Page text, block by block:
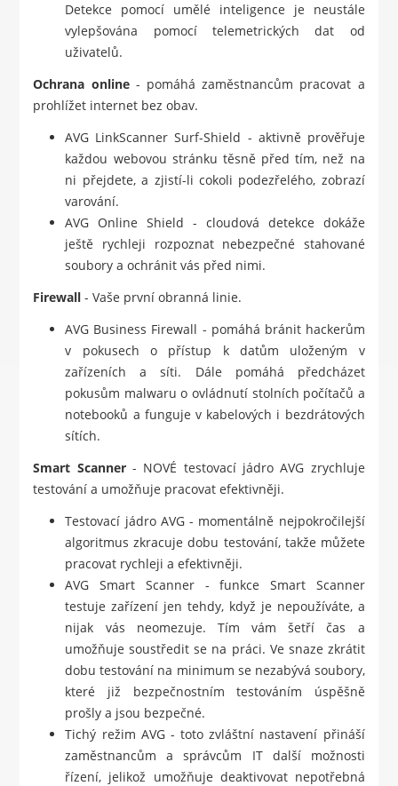
Detekce pomocí umělé inteligence je neustále
vylepšována pomocí telemetrických dat od
uživatelů.
Ochrana online- pomáhá zaměstnancům pracovat a
prohlížet internet bez obav.
AVG LinkScanner Surf-Shield - aktivně prověřuje
každou webovou stránku těsně před tím, než na
ni přejdete, a zjistí-li cokoli podezřelého, zobrazí
varování.
AVG Online Shield - cloudová detekce dokáže
ještě rychleji rozpoznat nebezpečné stahované
soubory a ochránit vás před nimi.
Firewall - Vaše první obranná linie.
AVG Business Firewall - pomáhá bránit hackerům
v pokusech o přístup k datům uloženým v
zařízeních a síti. Dále pomáhá předcházet
pokusům malwaru o ovládnutí stolních počítačů a
notebooků a funguje v kabelových i bezdrátových
sítích.
Smart Scanner- NOVÉ testovací jádro AVG zrychluje
testování a umožňuje pracovat efektivněji.
Testovací jádro AVG - momentálně nejpokročilejší
algoritmus zkracuje dobu testování, takže můžete
pracovat rychleji a efektivněji.
AVG Smart Scanner - funkce Smart Scanner
testuje zařízení jen tehdy, když je nepoužíváte, a
nijak vás neomezuje. Tím vám šetří čas a
umožňuje soustředit se na práci. Ve snaze zkrátit
dobu testování na minimum se nezabývá soubory,
které již bezpečnostním testováním úspěšně
prošly a jsou bezpečné.
Tichý režim AVG - toto zvláštní nastavení přináší
zaměstnancům a správcům IT další možnosti
řízení, jelikož umožňuje deaktivovat nepotřebná